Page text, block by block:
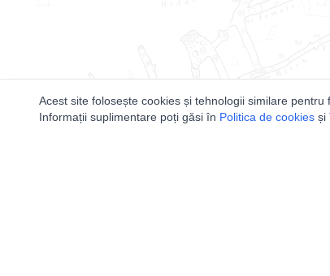
Acest site folosește cookies și tehnologii similare
Informații suplimentare poți găsi în Politica de cookies și